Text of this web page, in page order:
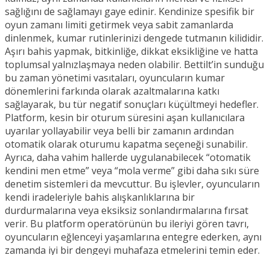
sağlığını de sağlamayı gaye edinir. Kendinize spesifik bir
oyun zamanı limiti getirmek veya sabit zamanlarda
dinlenmek, kumar rutinlerinizi dengede tutmanın kilididir.
Aşırı bahis yapmak, bitkinliğe, dikkat eksikliğine ve hatta
toplumsal yalnızlaşmaya neden olabilir. Bettilt’in sunduğu
bu zaman yönetimi vasıtaları, oyuncuların kumar
dönemlerini farkında olarak azaltmalarına katkı
sağlayarak, bu tür negatif sonuçları küçültmeyi hedefler.
Platform, kesin bir oturum süresini aşan kullanıcılara
uyarılar yollayabilir veya belli bir zamanın ardından
otomatik olarak oturumu kapatma seçeneği sunabilir.
Ayrıca, daha vahim hallerde uygulanabilecek “otomatik
kendini men etme” veya “mola verme” gibi daha sıkı süre
denetim sistemleri da mevcuttur. Bu işlevler, oyuncuların
kendi iradeleriyle bahis alışkanlıklarına bir
durdurmalarına veya eksiksiz sonlandırmalarına fırsat
verir. Bu platform operatörünün bu ileriyi gören tavrı,
oyuncuların eğlenceyi yaşamlarına entegre ederken, aynı
zamanda iyi bir dengeyi muhafaza etmelerini temin eder.